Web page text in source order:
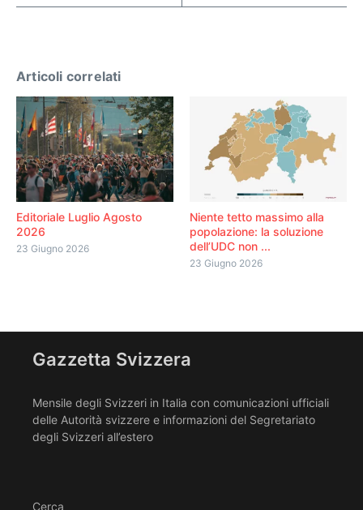
Articoli correlati
Editoriale Luglio Agosto
2026
23 Giugno 2026
Niente tetto massimo alla
popolazione: la soluzione
dell’UDC non ...
23 Giugno 2026
Gazzetta Svizzera
Mensile degli Svizzeri in Italia con comunicazioni ufficiali
delle Autorità svizzere e informazioni del Segretariato
degli Svizzeri all’estero
Cerca